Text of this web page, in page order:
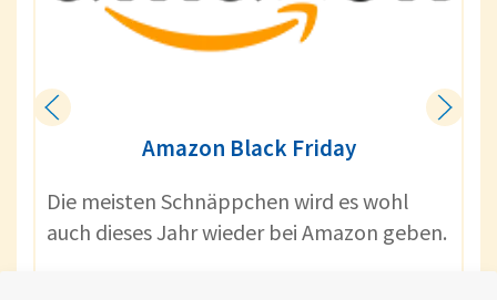
Amazon Black Friday
Die meisten Schnäppchen wird es wohl
auch dieses Jahr wieder bei Amazon geben.